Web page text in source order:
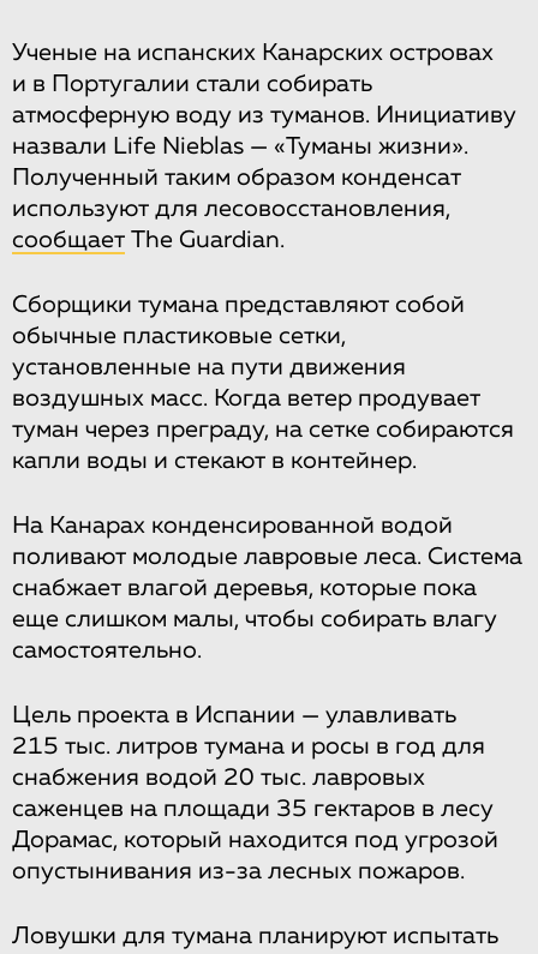
Ученые на испанских Канарских островах
и в Португалии стали собирать
атмосферную воду из туманов. Инициативу
назвали Life Nieblas — «Туманы жизни».
Полученный таким образом конденсат
используют для лесовосстановления,
сообщает The Guardian.
Сборщики тумана представляют собой
обычные пластиковые сетки,
установленные на пути движения
воздушных масс. Когда ветер продувает
туман через преграду, на сетке собираются
капли воды и стекают в контейнер.
На Канарах конденсированной водой
поливают молодые лавровые леса. Система
снабжает влагой деревья, которые пока
еще слишком малы, чтобы собирать влагу
самостоятельно.
Цель проекта в Испании — улавливать
215 тыс. литров тумана и росы в год для
снабжения водой 20 тыс. лавровых
саженцев на площади 35 гектаров в лесу
Дорамас, который находится под угрозой
опустынивания из-за лесных пожаров.
Ловушки для тумана планируют испытать